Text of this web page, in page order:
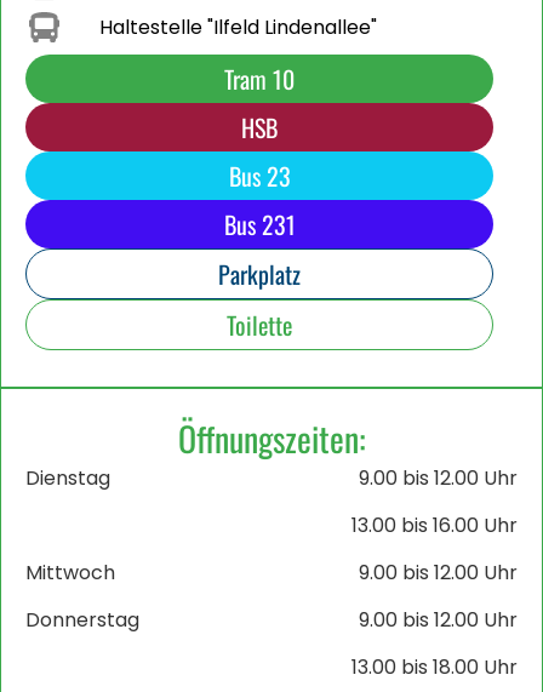
Haltestelle "Ilfeld Lindenallee"
Tram 10
HSB
Bus 23
Bus 231
Parkplatz
Toilette
Öffnungszeiten:
Dienstag
9.00 bis 12.00 Uhr
13.00 bis 16.00 Uhr
Mittwoch
9.00 bis 12.00 Uhr
Donnerstag
9.00 bis 12.00 Uhr
13.00 bis 18.00 Uhr